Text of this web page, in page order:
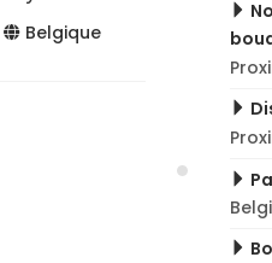
Belgique